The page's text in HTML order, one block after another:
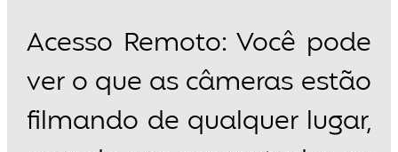
Acesso Remoto: Você pode
ver o que as câmeras estão
filmando de qualquer lugar,